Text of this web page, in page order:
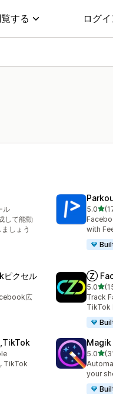
する ログ
ル
して能動
しょう
5.05つ
合計レ
with
クセル
広
Ⓩ
5.05つ
合計レ
Track
TikTok
TikTok
5.05つ
合計レ
your